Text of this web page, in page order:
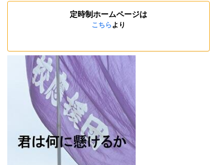
定時制ホームページは
こちらより